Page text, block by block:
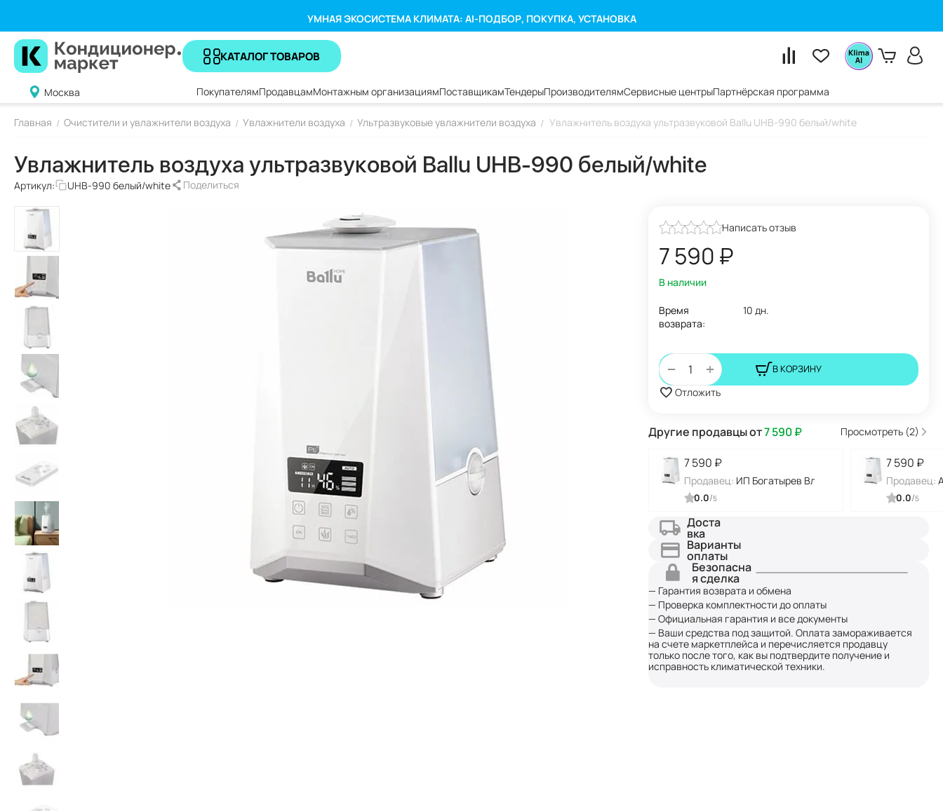
УМНАЯ ЭКОСИСТЕМА КЛИМАТА: AI-ПОДБОР, ПОКУПКА, УСТАНОВКА
КАТАЛОГ ТОВАРОВ
Москва ПокупателямПродавцамМонтажным организациямПоставщикамТендерыПроизводителямСервисные центрыПартнёрская программа
Главная / Очистители и увлажнители воздуха / Увлажнители воздуха / Ультразвуковые увлажнители воздуха / Увлажнитель воздуха ультразвуковой Ballu UHB-990 белый/white
Увлажнитель воздуха ультразвуковой Ballu UHB-990 белый/white
Артикул: UHB-990 белый/white Поделиться
Написать отзыв
7 590 ₽
В наличии
Время
возврата:
10 дн.
+
− В КОРЗИНУ
Отложить
Другие продавцы от7 590₽ Просмотреть (2)
7 590 ₽
Продавец: ИП Богатырев Владимир Николаевич
0.0/5
7 590 ₽
Продавец:
0.0/5
Доста
вка
Варианты
оплаты
Безопасна
я сделка
— Гарантия возврата и обмена
— Проверка комплектности до оплаты
— Официальная гарантия и все документы
— Ваши средства под защитой. Оплата замораживается
на счете маркетплейса и перечисляется продавцу
только после того, как вы подтвердите получение и
исправность климатической техники.